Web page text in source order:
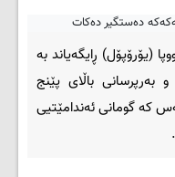
(یۆرۆپۆل) ڕایگەیاند بە
بەرپرسانی باڵای پێنج
کە گومانی ئەندامێتیی